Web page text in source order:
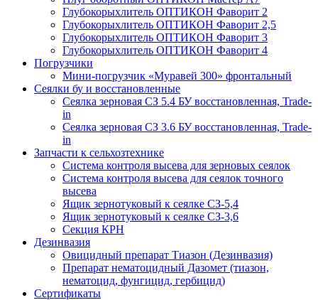
Глубокорыхлитель ОПТИКОН Фаворит 2
Глубокорыхлитель ОПТИКОН Фаворит 2,5
Глубокорыхлитель ОПТИКОН Фаворит 3
Глубокорыхлитель ОПТИКОН Фаворит 4
Погрузчики
Мини-погрузчик «Муравей 300» фронтальный
Сеялки бу и восстановленные
Сеялка зерновая СЗ 5.4 БУ восстановленная, Trade-
in
Сеялка зерновая СЗ 3.6 БУ восстановленная, Trade-
in
Запчасти к сельхозтехнике
Система контроля высева для зерновых сеялок
Система контроля высева для сеялок точного
высева
Ящик зернотуковый к сеялке СЗ-5,4
Ящик зернотуковый к сеялке СЗ-3,6
Секция КРН
Дезинвазия
Овицидный препарат Тиазон (Дезинвазия)
Препарат нематоцидный Дазомет (тиазон,
нематоцид, фунгицид, гербицид)
Сертификаты